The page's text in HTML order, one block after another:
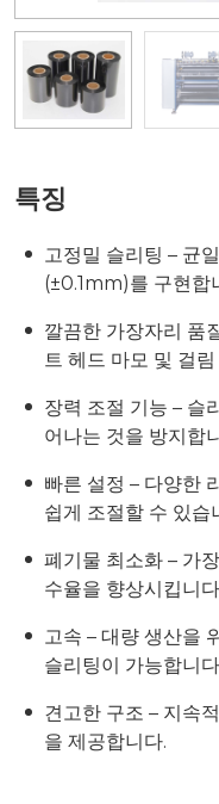
특징
고정밀 슬리팅 – 균
(±0.1mm)를 구현합
깔끔한 가장자리 품
트 헤드 마모 및 걸
장력 조절 기능 – 슬
어나는 것을 방지합
빠른 설정 – 다양한
쉽게 조절할 수 있습
폐기물 최소화 – 가
수율을 향상시킵니
고속 – 대량 생산을
슬리팅이 가능합니
견고한 구조 – 지속
을 제공합니다.